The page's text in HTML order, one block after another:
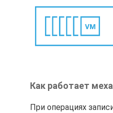
Как работает
При операциях